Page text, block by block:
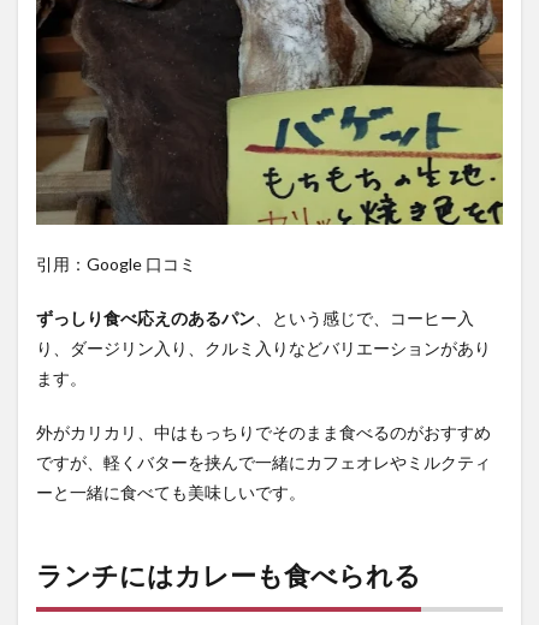
引用：Google 口コミ
ずっしり食べ応えのあるパン、という感じで、コーヒー入
り、ダージリン入り、クルミ入りなどバリエーションがあり
ます。
外がカリカリ、中はもっちりでそのまま食べるのがおすすめ
ですが、軽くバターを挟んで一緒にカフェオレやミルクティ
ーと一緒に食べても美味しいです。
ランチにはカレーも食べられる